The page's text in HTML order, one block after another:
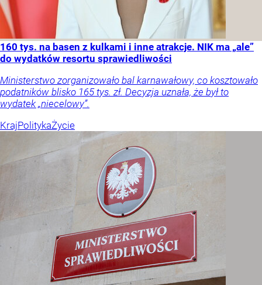
160 tys. na basen z kulkami i inne atrakcje. NIK ma „ale”
do wydatków resortu sprawiedliwości
Ministerstwo zorganizowało bal karnawałowy, co kosztowało
podatników blisko 165 tys. zł. Decyzja uznała, że był to
wydatek „niecelowy”.
KrajPolitykaŻycie